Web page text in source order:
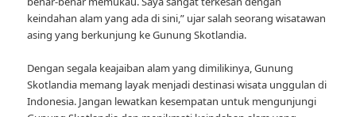
keindahan alam yang ada di sini,” ujar salah seorang wisatawan
asing yang berkunjung ke Gunung Skotlandia.
Dengan segala keajaiban alam yang dimilikinya, Gunung
Skotlandia memang layak menjadi destinasi wisata unggulan di
Indonesia. Jangan lewatkan kesempatan untuk mengunjungi